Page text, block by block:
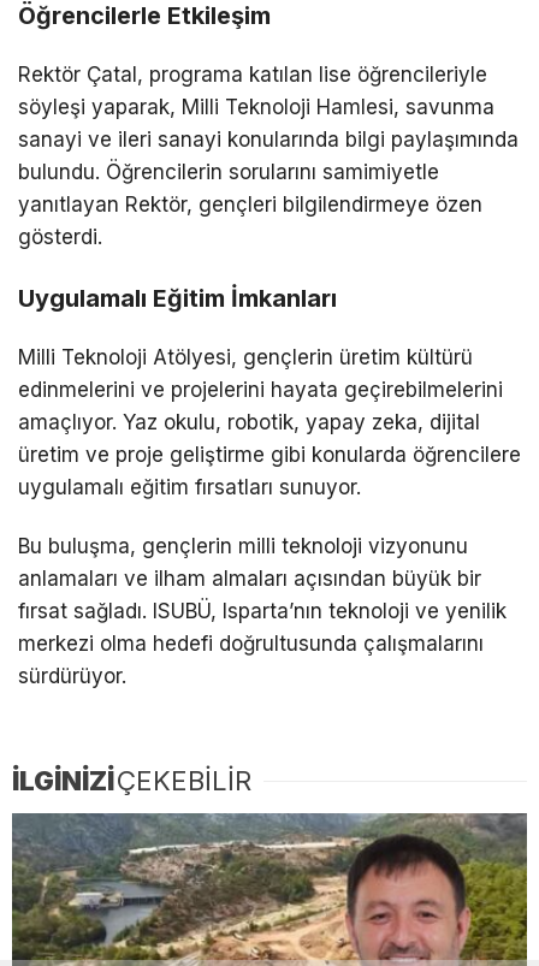
Öğrencilerle Etkileşim
Rektör Çatal, programa katılan lise öğrencileriyle
söyleşi yaparak, Milli Teknoloji Hamlesi, savunma
sanayi ve ileri sanayi konularında bilgi paylaşımında
bulundu. Öğrencilerin sorularını samimiyetle
yanıtlayan Rektör, gençleri bilgilendirmeye özen
gösterdi.
Uygulamalı Eğitim İmkanları
Milli Teknoloji Atölyesi, gençlerin üretim kültürü
edinmelerini ve projelerini hayata geçirebilmelerini
amaçlıyor. Yaz okulu, robotik, yapay zeka, dijital
üretim ve proje geliştirme gibi konularda öğrencilere
uygulamalı eğitim fırsatları sunuyor.
Bu buluşma, gençlerin milli teknoloji vizyonunu
anlamaları ve ilham almaları açısından büyük bir
fırsat sağladı. ISUBÜ, Isparta’nın teknoloji ve yenilik
merkezi olma hedefi doğrultusunda çalışmalarını
sürdürüyor.
İLGİNİZİÇEKEBİLİR